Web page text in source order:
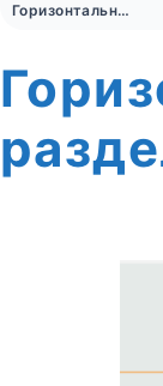
Горизонтальный разделитель